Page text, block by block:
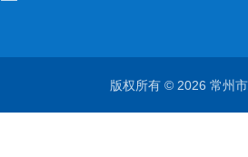
版权所有 © 2026 常州